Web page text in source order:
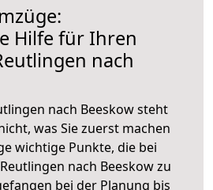
Hilfe für Ihren
nach
nach Beeskow steht
was Sie zuerst machen
wichtige Punkte, die bei
nach Beeskow zu
bei der Planung bis